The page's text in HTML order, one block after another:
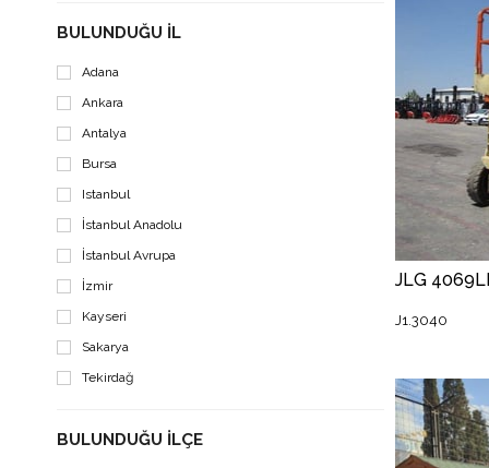
BULUNDUĞU İL
Adana
Ankara
Antalya
Bursa
Istanbul
İstanbul Anadolu
İstanbul Avrupa
İzmir
Kayseri
Sakarya
Tekirdağ
BULUNDUĞU İLÇE
J1.3040